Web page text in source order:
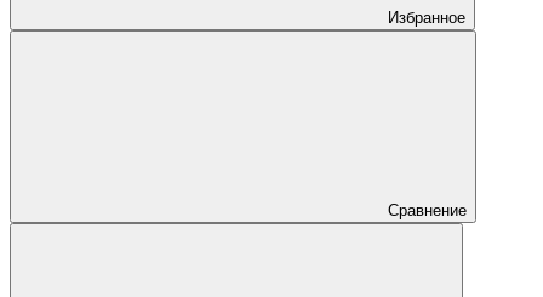
Избранное
Сравнение